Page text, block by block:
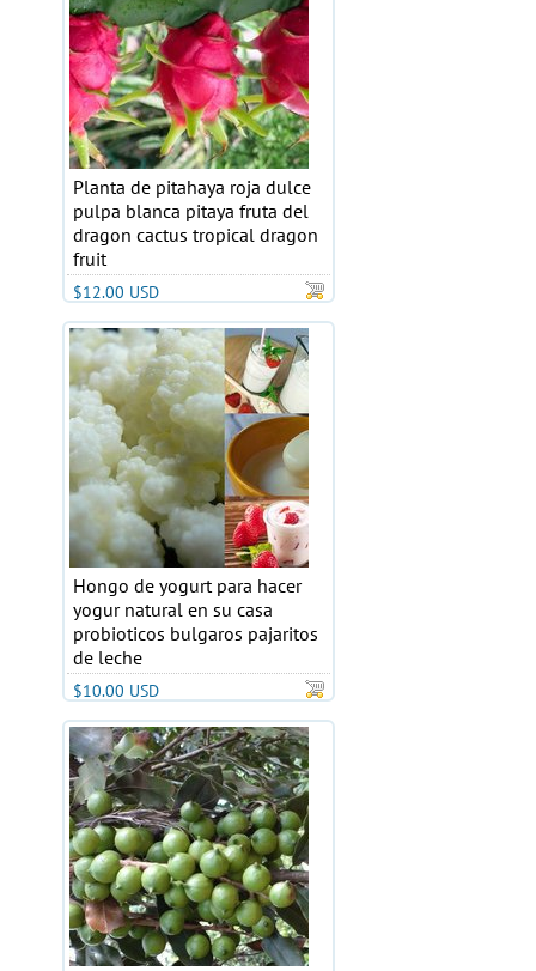
Planta de pitahaya roja dulce
pulpa blanca pitaya fruta del
dragon cactus tropical dragon
fruit
$12.00 USD
Hongo de yogurt para hacer
yogur natural en su casa
probioticos bulgaros pajaritos
de leche
$10.00 USD